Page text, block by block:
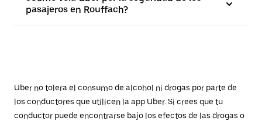
pasajeros en Rouffach?
Uber no tolera el consumo de alcohol ni drogas por parte de
los conductores que utilicen la app Uber. Si crees que tu
conductor puede encontrarse bajo los efectos de las drogas o